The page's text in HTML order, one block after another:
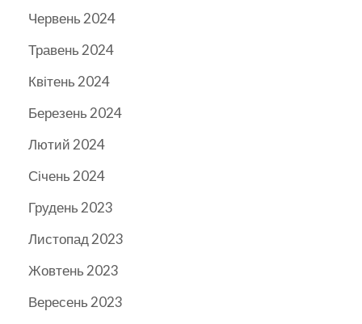
Червень 2024
Травень 2024
Квітень 2024
Березень 2024
Лютий 2024
Січень 2024
Грудень 2023
Листопад 2023
Жовтень 2023
Вересень 2023